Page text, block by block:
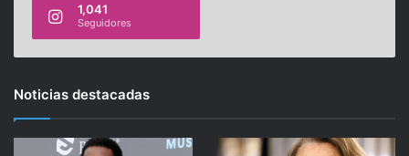
1,041
Seguidores
Noticias destacadas